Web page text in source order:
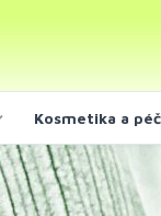
Kosmetika a